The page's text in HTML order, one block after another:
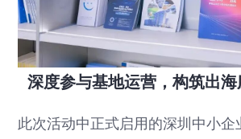
深度参与基地运营，构筑出
此次活动中正式启用的深圳中小企